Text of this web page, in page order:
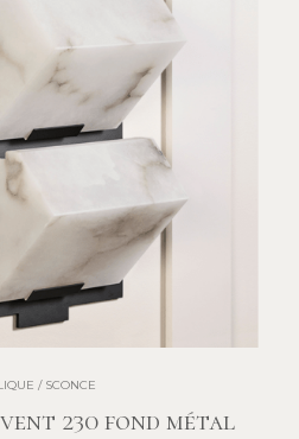
/ SCONCE
230 fond métal